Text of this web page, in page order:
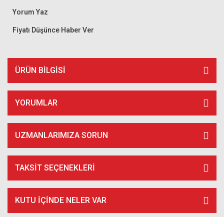
Yorum Yaz
Fiyatı Düşünce Haber Ver
ÜRÜN BILGISI
YORUMLAR
UZMANLARIMIZA SORUN
TAKSIT SEÇENEKLERI
KUTU İÇİNDE NELER VAR